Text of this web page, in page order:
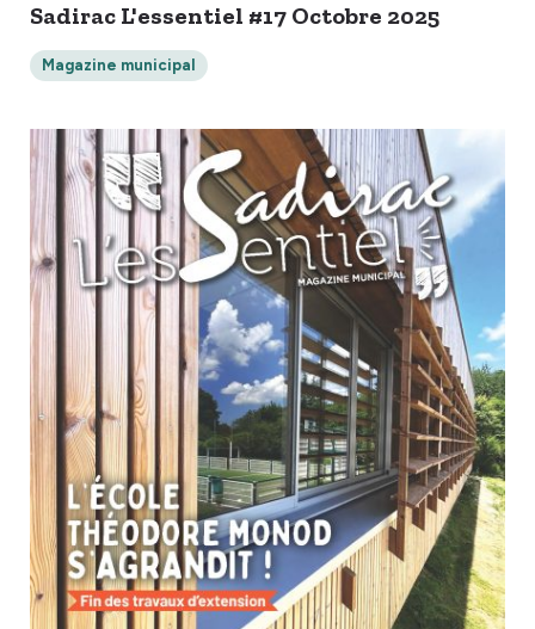
Sadirac L'essentiel #17 Octobre 2025
Magazine municipal